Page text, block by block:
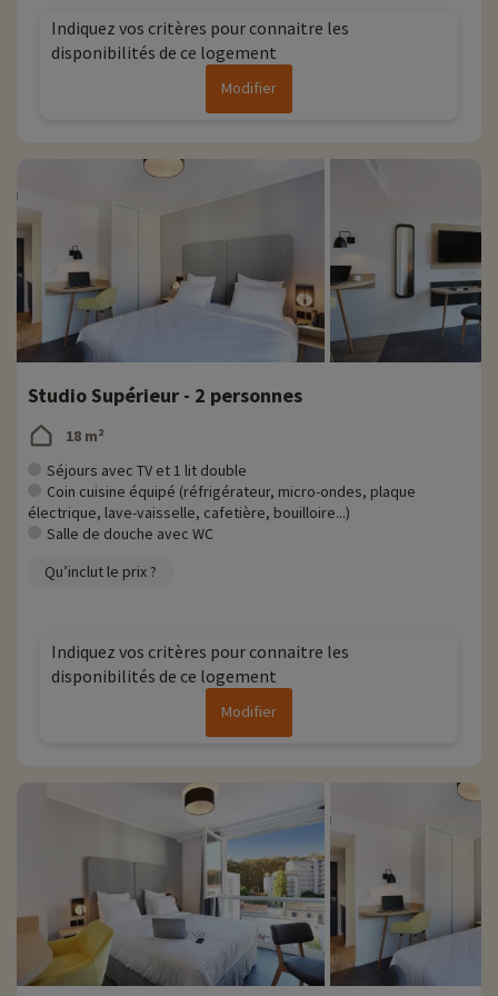
Indiquez vos critères pour connaitre les
disponibilités de ce logement
Modifier
Studio Supérieur - 2 personnes
18 m²
Séjours avec TV et 1 lit double
Coin cuisine équipé (réfrigérateur, micro-ondes, plaque
électrique, lave-vaisselle, cafetière, bouilloire...)
Salle de douche avec WC
Qu’inclut le prix ?
Indiquez vos critères pour connaitre les
disponibilités de ce logement
Modifier